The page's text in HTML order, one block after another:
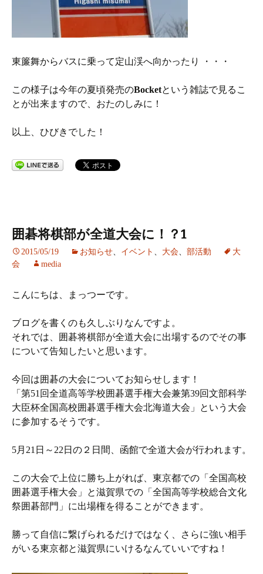
東簾舞からバスに乗って定山渓へ向かったり ・・・
この様子は今年の夏頃発売のBocketという雑誌で見るこ
とが出来ますので、おたのしみに！
以上、ひびきでした！
囲碁将棋部が全道大会に！？1
2015/05/19 お知らせ、 イベント 、 大会、 部活動
大
会
media
こんにちは、まっつーです。
ブログを書くのも久しぶりなんですよ。
それでは、囲碁将棋部が全道大会に出場するのでその事
について告知したいと思います。
今回は囲碁の大会についてお知らせします！
「第51回全道高等学校囲碁選手権大会兼第39回文部科学
大臣杯全国高校囲碁選手権大会北海道大会」という大会
に参加するそうです。
5月21日～22日の２日間、函館で全道大会が行われます。
この大会で上位に勝ち上がれば、東京都での「全国高校
囲碁選手権大会」と滋賀県での「全国高等学校総合文化
祭囲碁部門」に出場権を得ることができます。
勝って自信に繋げられるだけではなく、さらに強い相手
がいる東京都と滋賀県にいけるなんていいですね！